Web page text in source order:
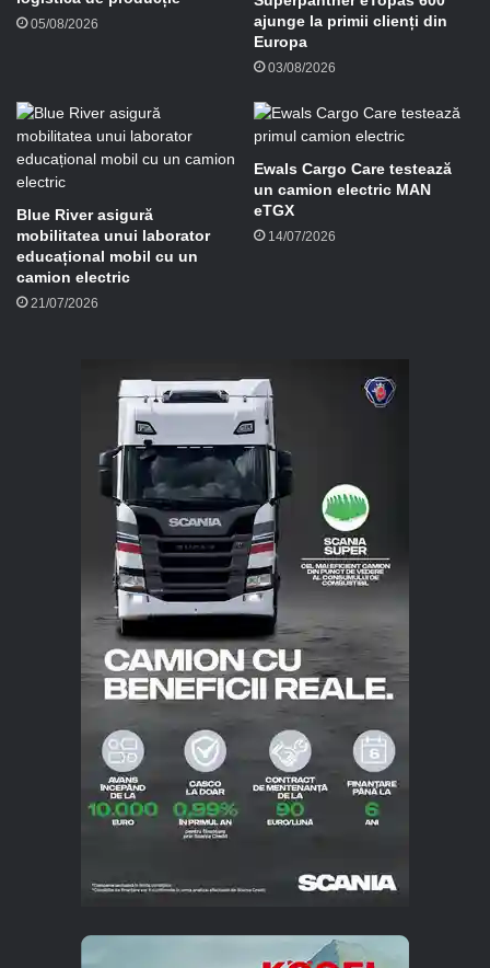
l
05/08/2026
ajunge la primii clienți din
Europa
03/08/2026
Blue River asigură
mobilitatea unui laborator
educațional mobil cu un
camion electric
21/07/2026
Ewals Cargo Care testează
un camion electric MAN
eTGX
14/07/2026